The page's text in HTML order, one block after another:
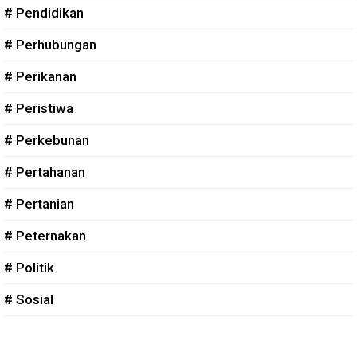
# Pendidikan
# Perhubungan
# Perikanan
# Peristiwa
# Perkebunan
# Pertahanan
# Pertanian
# Peternakan
# Politik
# Sosial